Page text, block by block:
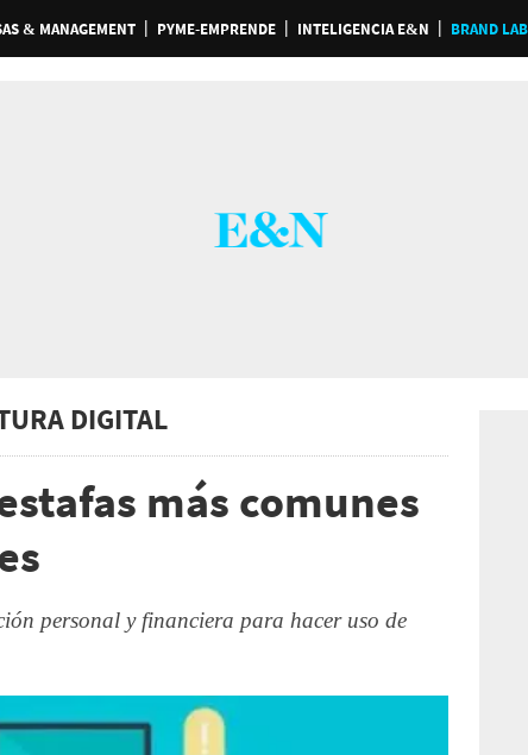
& MANAGEMENT PYME-EMPRENDE INTELIGENCIA E&N BRAND LAB
DIGITAL
más comunes
personal y financiera para hacer uso de